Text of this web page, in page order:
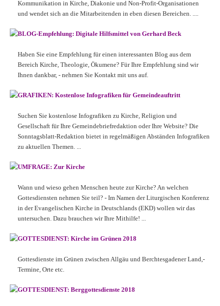
Kommunikation in Kirche, Diakonie und Non-Profit-Organisationen
und wendet sich an die Mitarbeitenden in eben diesen Bereichen. ....
BLOG-Empfehlung: Digitale Hilfsmittel von Gerhard Beck
Haben Sie eine Empfehlung für einen interessanten Blog aus dem
Bereich Kirche, Theologie, Ökumene? Für Ihre Empfehlung sind wir
Ihnen dankbar, - nehmen Sie Kontakt mit uns auf.
GRAFIKEN: Kostenlose Infografiken für Gemeindeauftritt
Suchen Sie kostenlose Infografiken zu Kirche, Religion und
Gesellschaft für Ihre Gemeindebriefredaktion oder Ihre Website? Die
Sonntagsblatt-Redaktion bietet in regelmäßigen Abständen Infografiken
zu aktuellen Themen. ...
UMFRAGE: Zur Kirche
Wann und wieso gehen Menschen heute zur Kirche? An welchen
Gottesdiensten nehmen Sie teil? - Im Namen der Liturgischen Konferenz
in der Evangelischen Kirche in Deutschlands (EKD) wollen wir das
untersuchen. Dazu brauchen wir Ihre Mithilfe! ...
GOTTESDIENST: Kirche im Grünen 2018
Gottesdienste im Grünen zwischen Allgäu und Berchtesgadener Land,-
Termine, Orte etc.
GOTTESDIENST: Berggottesdienste 2018